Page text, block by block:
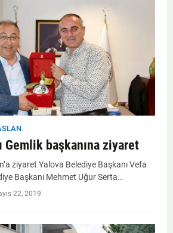
Gemlik başkanına ziyaret
ziyaret Yalova Belediye Başkanı Vefa
Başkanı Mehmet Uğur Serta…
22, 2019